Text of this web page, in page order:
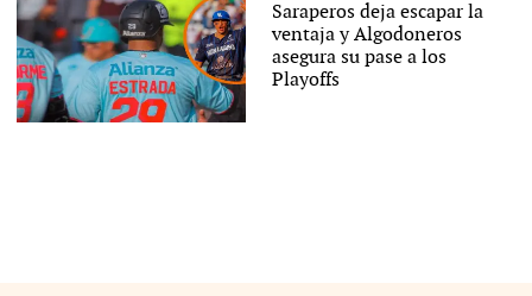
Saraperos deja escapar la
ventaja y Algodoneros
asegura su pase a los
Playoffs